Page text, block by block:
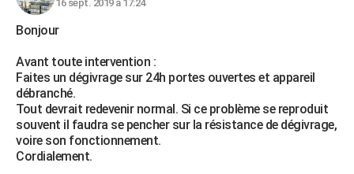
COPAINS D'AVANT
S'inscrire
Se connecter
Lycées
Collèges
Primaires
Universités
Entreprises
Service militaire
Avis de recherche
AVIS DE DÉCÈS
FORUM
Bricolage
Lifestyle
Culture
Sport
Auto
Television
Voyage
Cinema
16 sept. 2019 à 17:24
Bonjour
Avant toute intervention :
Faites un dégivrage sur 24h portes ouvertes et appareil
débranché.
Tout devrait redevenir normal. Si ce problème se reproduit
souvent il faudra se pencher sur la résistance de dégivrage,
voire son fonctionnement.
Cordialement.